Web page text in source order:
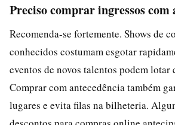
Preciso comprar ingressos com
Recomenda-se fortemente. Shows de
conhecidos costumam esgotar
eventos de novos talentos podem lotar
Comprar com antecedência também
lugares e evita filas na bilheteria.